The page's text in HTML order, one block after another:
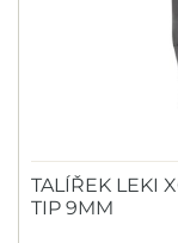
TALÍŘEK LEKI
TIP 9MM